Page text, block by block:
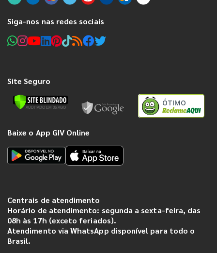
Siga-nos nas redes sociais
Site Seguro
ÓTIMO
Baixe o App GIV Online
Centrais de atendimento
Horário de atendimento: segunda a sexta-feira, das
08h às 17h (exceto feriados).
Atendimento via WhatsApp disponível para todo o
Brasil.